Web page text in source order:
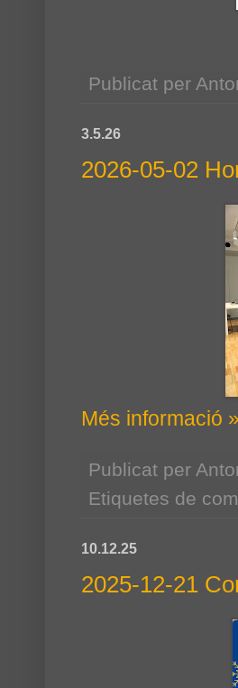
Publicat per
3.5.26
2026-05-02
Més informació »
Publicat per
Etiquetes de
10.12.25
2025-12-21